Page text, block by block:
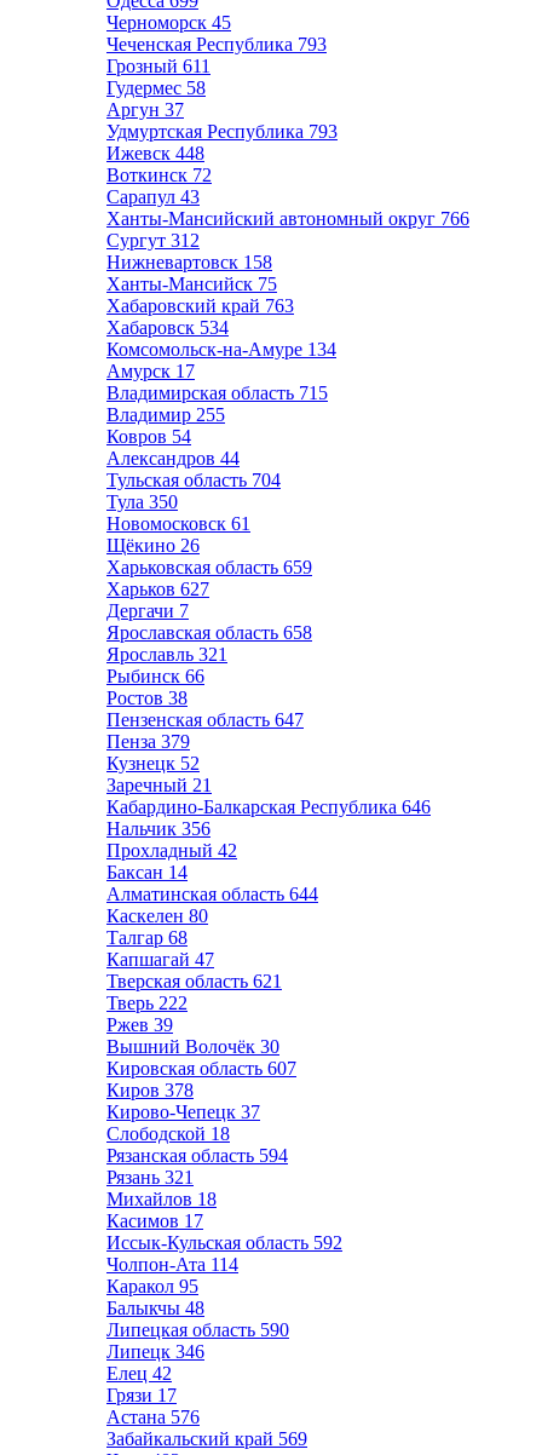
Черноморск 45
Чеченская Республика 793
Грозный 611
Гудермес 58
Аргун 37
Удмуртская Республика 793
Ижевск 448
Воткинск 72
Сарапул 43
Ханты-Мансийский автономный округ 766
Сургут 312
Нижневартовск 158
Ханты-Мансийск 75
Хабаровский край 763
Хабаровск 534
Комсомольск-на-Амуре 134
Амурск 17
Владимирская область 715
Владимир 255
Ковров 54
Александров 44
Тульская область 704
Тула 350
Новомосковск 61
Щёкино 26
Харьковская область 659
Харьков 627
Дергачи 7
Ярославская область 658
Ярославль 321
Рыбинск 66
Ростов 38
Пензенская область 647
Пенза 379
Кузнецк 52
Заречный 21
Кабардино-Балкарская Республика 646
Нальчик 356
Прохладный 42
Баксан 14
Алматинская область 644
Каскелен 80
Талгар 68
Капшагай 47
Тверская область 621
Тверь 222
Ржев 39
Вышний Волочёк 30
Кировская область 607
Киров 378
Кирово-Чепецк 37
Слободской 18
Рязанская область 594
Рязань 321
Михайлов 18
Касимов 17
Иссык-Кульская область 592
Чолпон-Ата 114
Каракол 95
Балыкчы 48
Липецкая область 590
Липецк 346
Елец 42
Грязи 17
Астана 576
Забайкальский край 569